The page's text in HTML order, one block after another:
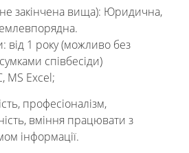
закінчена вища): Юридична,
від 1 року (можливо без
співбесіди)
MS Excel;
професіоналізм,
вміння працювати з
інформації.